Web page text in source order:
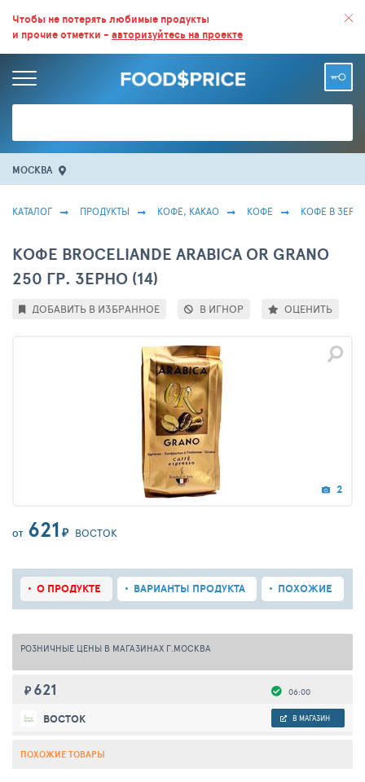
ВСЕ СКИДКИ И ВЫГОДНЫЕ ЦЕНЫ НА ПРОДУКТЫ В МАГАЗИНАХ.
БОЛЬШЕ 100 000 ТОВАРОВ. ЕЖЕДНЕВНОЕ ОБНОВЛЕНИЕ ЦЕН.
Чтобы не потерять любимые продукты
и прочие отметки - авторизуйтесь на проекте
МОСКВА
КАТАЛОГ ПРОДУКТЫ КОФЕ, КАКАО КОФЕ КОФЕ В
КОФЕ BROCELIANDE ARABICA OR GRANO
250 ГР. ЗЕРНО (14)
2
ОТ 621 ₽ ВОСТОК
ДОБАВИТЬ В ИЗБРАННОЕ В ИГНОР ОЦЕНИТЬ
О ПРОДУКТЕ ВАРИАНТЫ ПРОДУКТА ПОХОЖИЕ
РОЗНИЧНЫЕ ЦЕНЫ В МАГАЗИНАХ Г.МОСКВА
₽ 621 06:00
ВОСТОК В МАГАЗИН
ПОХОЖИЕ ТОВАРЫ